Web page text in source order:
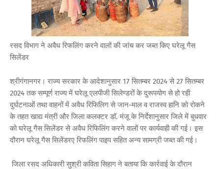
रसद विभाग ने अवैध रिफलिंग करने वालों की जांच कर जब्त किए घरेलू गैस
सिलेंडर
श्रीगंगानगर। राज्य सरकार के आदेशानुसार 17 सितम्बर 2024 से 27 सितम्बर
2024 तक सम्पूर्ण राज्य में घरेलू एलपीजी सिलेण्डरों के दुरूपयोग से हो रही
दुर्घटनाओं तथा वाहनों में अवैध रिफिलिग से जान-माल व राजस्व हानि को रोकने
के तहत खाद्य मंत्री और जिला कलक्टर डॉ. मंजू के निर्देशानुसार जिले में बुधवार
को घरेलू गैस सिलेंडर से अवैध रिफिलिंग करने वालों पर कार्यवाही की गई। इस
दौरान घरेलू गैस सिलेंडरए रिफलिंग पाइप सहित अन्य सामग्री जब्त की गई।
जिला रसद अधिकारी सुश्री कविता सिहाग ने बताया कि कार्रवाई के दौरान